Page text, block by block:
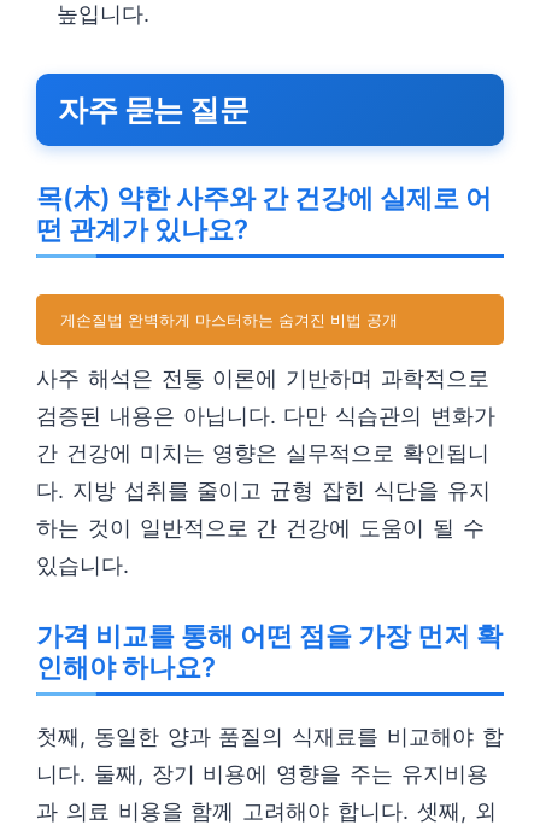
높입니다.
자주 묻는 질문
목(木) 약한 사주와 간 건강에 실제로 어
떤 관계가 있나요?
게손질법 완벽하게 마스터하는 숨겨진 비법 공개
사주 해석은 전통 이론에 기반하며 과학적으로
검증된 내용은 아닙니다. 다만 식습관의 변화가
간 건강에 미치는 영향은 실무적으로 확인됩니
다. 지방 섭취를 줄이고 균형 잡힌 식단을 유지
하는 것이 일반적으로 간 건강에 도움이 될 수
있습니다.
가격 비교를 통해 어떤 점을 가장 먼저 확
인해야 하나요?
첫째, 동일한 양과 품질의 식재료를 비교해야 합
니다. 둘째, 장기 비용에 영향을 주는 유지비용
과 의료 비용을 함께 고려해야 합니다. 셋째, 외